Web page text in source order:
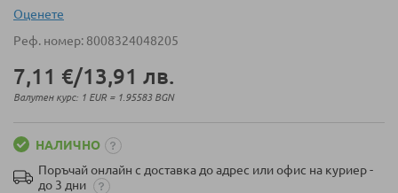
галерия
снимки
Оценeте
Реф. номер 8008324048205
7,11 €/13,91 лв.
Валутен курс: 1 EUR = 1.95583 BGN
НАЛИЧНО
Поръчай онлайн с доставка до адрес или офис на куриер -
до 3 дни